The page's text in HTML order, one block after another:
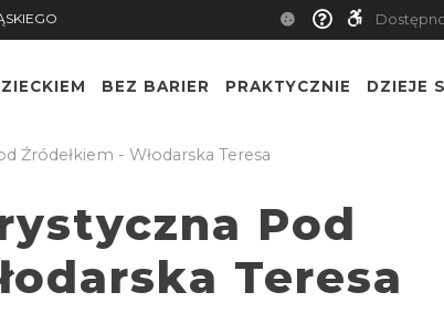
BEZ BARIER PRAKTYCZNIE DZIEJE
Źródełkiem - Włodarska Teresa
Pod
Teresa